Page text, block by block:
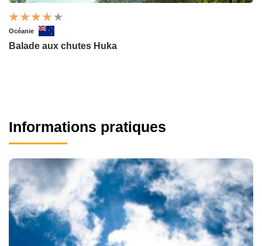
Océanie
Balade aux chutes Huka
Informations pratiques